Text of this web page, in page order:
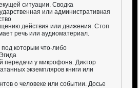
ситуации. Сводка
или административная
действия или движения. Стоп
речь или аудиоматериал.
под которым что-либо
передачи у микрофона. Диктор
экземпляров книги или
о человеке или событии. Досье